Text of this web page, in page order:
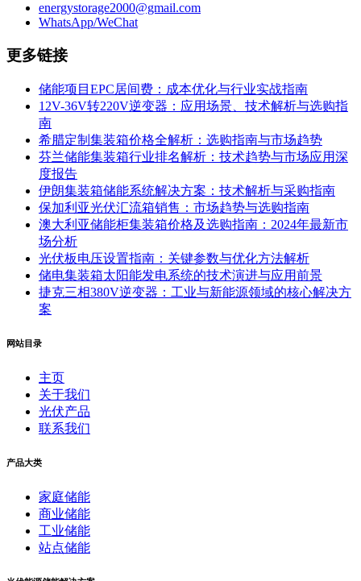
energystorage2000@gmail.com
WhatsApp/WeChat
更多链接
储能项目EPC居间费：成本优化与行业实战指南
12V-36V转220V逆变器：应用场景、技术解析与选购指
南
希腊定制集装箱价格全解析：选购指南与市场趋势
芬兰储能集装箱行业排名解析：技术趋势与市场应用深
度报告
伊朗集装箱储能系统解决方案：技术解析与采购指南
保加利亚光伏汇流箱销售：市场趋势与选购指南
澳大利亚储能柜集装箱价格及选购指南：2024年最新市
场分析
光伏板电压设置指南：关键参数与优化方法解析
储电集装箱太阳能发电系统的技术演进与应用前景
捷克三相380V逆变器：工业与新能源领域的核心解决方
案
网站目录
主页
关于我们
光伏产品
联系我们
产品大类
家庭储能
商业储能
工业储能
站点储能